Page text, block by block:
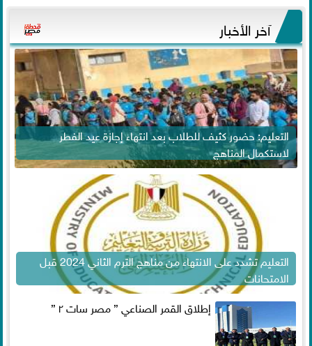
آخر الأخبار
التعليم: حضور كثيف للطلاب بعد انتهاء إجازة عيد الفطر
لاستكمال المناهج
التعليم تشدد على الانتهاء من مناهج الترم الثاني 2024 قبل
الامتحانات
إطلاق القمر الصناعي ” مصر سات ٢ ”